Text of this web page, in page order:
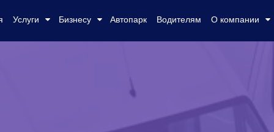
Услуги Бизнесу Автопарк Водителям О компании